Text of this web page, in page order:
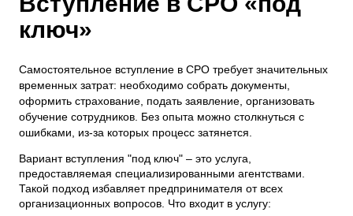
ключ»
Самостоятельное вступление в СРО требует значительных
временных затрат: необходимо собрать документы,
оформить страхование, подать заявление, организовать
обучение сотрудников. Без опыта можно столкнуться с
ошибками, из-за которых процесс затянется.
Вариант вступления "под ключ" – это услуга,
предоставляемая специализированными агентствами.
Такой подход избавляет предпринимателя от всех
организационных вопросов. Что входит в услугу: